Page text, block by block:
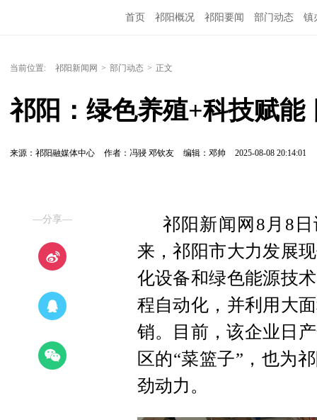
首页 祁阳概况 祁阳要闻 部门动态 镇
当前位置: 祁阳新闻网 > 部门动态 > 正文
祁阳：绿色养殖+科技赋能
来源：祁阳融媒体中心 作者：冯骎 邓钦友 编辑：邓帅 2025-08-08 20:14:01
—分享—
祁阳新闻网8月8
来，祁阳市大力发展
化设备和绿色能源技
程自动化，并利用大
销。目前，该企业日
区的“菜篮子”，也为
劲动力。